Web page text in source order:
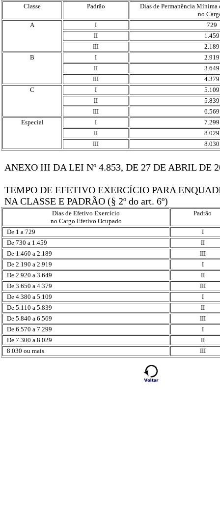
Classe Padrão
Dias de Permanência
no
A
I
729
II
1.459
III
2.189
B
I
2.919
II
3.649
III
4.379
C
I
5.109
II
5.839
III
6.569
Especial
I
7.299
II
8.029
III
8.030
ANEXO III DA LEI Nº 4.853, DE 27 DE ABRIL DE
TEMPO DE EFETIVO EXERCÍCIO PARA
NA CLASSE E PADRÃO (§ 2º do art. 6º)
Dias de Efetivo Exercício
no Cargo Efetivo Ocupado
Padrão
De 1 a 729
I
De 730 a 1.459
II
De 1.460 a 2.189
III
De 2.190 a 2.919
I
De 2.920 a 3.649
II
De 3.650 a 4.379
III
De 4.380 a 5.109
I
De 5.110 a 5.839
II
De 5.840 a 6.569
III
De 6.570 a 7.299
I
De 7.300 a 8.029
II
8.030 ou mais
III